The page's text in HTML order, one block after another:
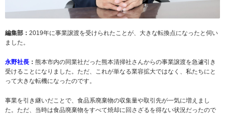
編集部： 2019年に事業譲渡を受けられたことが、大きな転換点になったと伺い
ました。
永野社長 ： 熊本市内の同業社だった熊本清掃社さんからの事業譲渡を急遽引き
受けることになりました。ただ、これが単なる業容拡大ではなく、私たちにと
って大きな転機になったのです。
事業を引き継いだことで、食品系廃棄物の収集量や取引先が一気に増えまし
た。ただ、当時は食品廃棄物をすべて焼却に回さざるを得ない状況だったので